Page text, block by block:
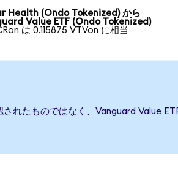
Health (Ondo Tokenized) から
Value ETF (Ondo Tokenized)
は 0.115875 VTVon に相当
れたものではなく、Vanguard Value